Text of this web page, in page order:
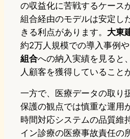
の収益化に苦戦するケース
組合経由のモデルは安定し
きる利点があります。 大東
約2万人規模での導入事例
組合への納入実績を見ると
人顧客を獲得していること
一方で、医療データの取り
保護の観点では慎重な運用
時間対応システムの品質維
イン診療の医療事故責任の